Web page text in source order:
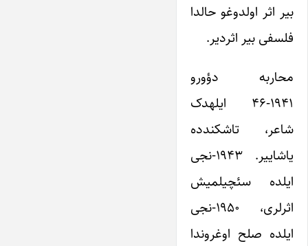
بیر اثر اولدوغو حالدا
فلسفی بیر اثردیر.
محاربه دؤورو
۱۹۴۱-۴۶ ایله‎دک
شاعر، تاشکندده
یاشاییر. ۱۹۴۳-نجی
ایلده سئچیلمیش
اثرلری، ۱۹۵۰-نجی
ایلده صلح اوغروندا